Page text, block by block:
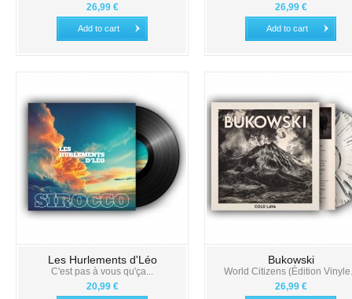
26,99 €
Add to cart
26,99 €
Add to cart
Les Hurlements d'Léo
C'est pas à vous qu'ça...
20,99 €
Bukowski
World Citizens (Édition
26,99 €